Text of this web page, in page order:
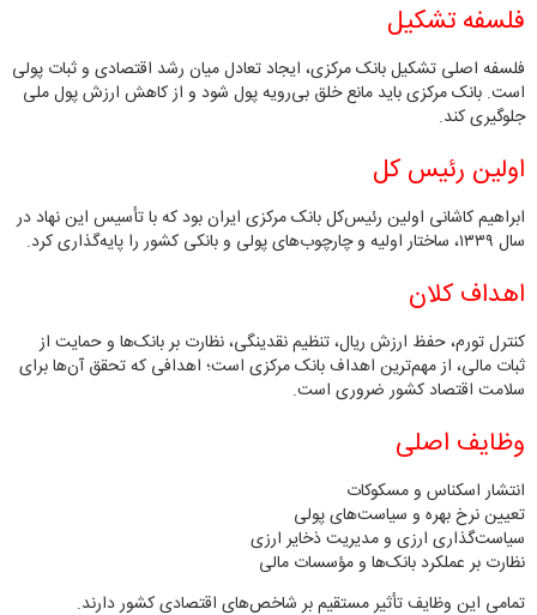
فلسفه تشکیل
فلسفه اصلی تشکیل بانک مرکزی، ایجاد تعادل میان رشد اقتصادی و ثبات پولی
است. بانک مرکزی باید مانع خلق بی‌رویه پول شود و از کاهش ارزش پول ملی
جلوگیری کند.
اولین رئیس‌ کل
ابراهیم کاشانی اولین رئیس‌کل بانک مرکزی ایران بود که با تأسیس این نهاد در
سال ۱۳۳۹، ساختار اولیه و چارچوب‌های پولی و بانکی کشور را پایه‌گذاری کرد.
اهداف کلان
کنترل تورم، حفظ ارزش ریال، تنظیم نقدینگی، نظارت بر بانک‌ها و حمایت از
ثبات مالی، از مهم‌ترین اهداف بانک مرکزی است؛ اهدافی که تحقق آن‌ها برای
سلامت اقتصاد کشور ضروری است.
وظایف اصلی
انتشار اسکناس و مسکوکات
تعیین نرخ بهره و سیاست‌های پولی
سیاست‌گذاری ارزی و مدیریت ذخایر ارزی
نظارت بر عملکرد بانک‌ها و مؤسسات مالی
تمامی این وظایف تأثیر مستقیم بر شاخص‌های اقتصادی کشور دارند.